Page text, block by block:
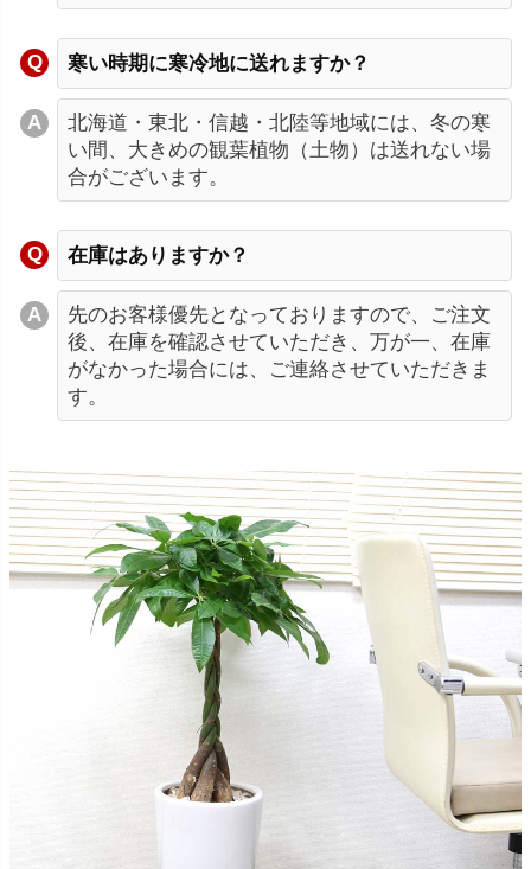
寒い時期に寒冷地に送れますか？
北海道・東北・信越・北陸等地域には、冬の寒
い間、大きめの観葉植物（土物）は送れない場
合がございます。
在庫はありますか？
先のお客様優先となっておりますので、ご注文
後、在庫を確認させていただき、万が一、在庫
がなかった場合には、ご連絡させていただきま
す。